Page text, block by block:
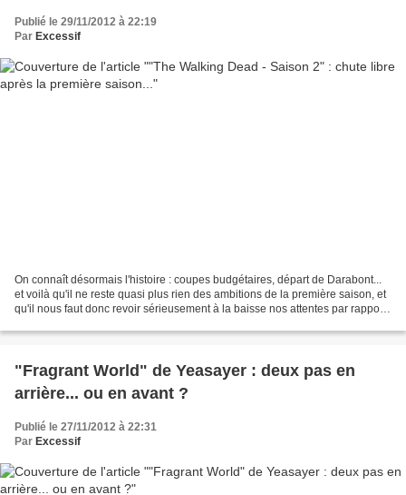
Publié le 29/11/2012 à 22:19
Par Excessif
On connaît désormais l'histoire : coupes budgétaires, départ de Darabont...
et voilà qu'il ne reste quasi plus rien des ambitions de la première saison, et
qu'il nous faut donc revoir sérieusement à la baisse nos attentes par rapport
"Fragrant World" de Yeasayer : deux pas en
arrière... ou en avant ?
Publié le 27/11/2012 à 22:31
Par Excessif